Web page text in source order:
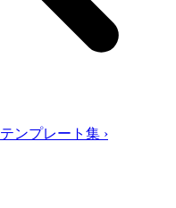
テンプレート集 ›